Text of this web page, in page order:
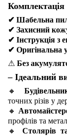
✔ Шабельна
✔ Захисний
✔ Інструкція з
✔ Оригінальна
⚠ Без
– Ідеальний
🔸
точних різів у
🔸
профілів та
🔸
Столярів